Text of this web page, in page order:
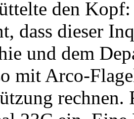
den
dass dieser
und dem
mit Arco-